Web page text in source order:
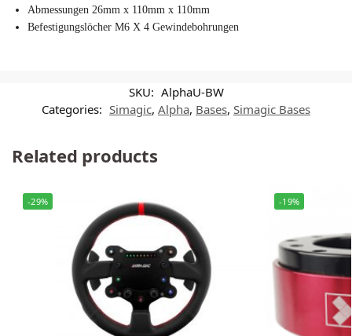
Abmessungen 26mm x 110mm x 110mm
Befestigungslöcher M6 X 4 Gewindebohrungen
SKU: AlphaU-BW
Categories: Simagic, Alpha, Bases, Simagic Bases
Related products
-29% -19%